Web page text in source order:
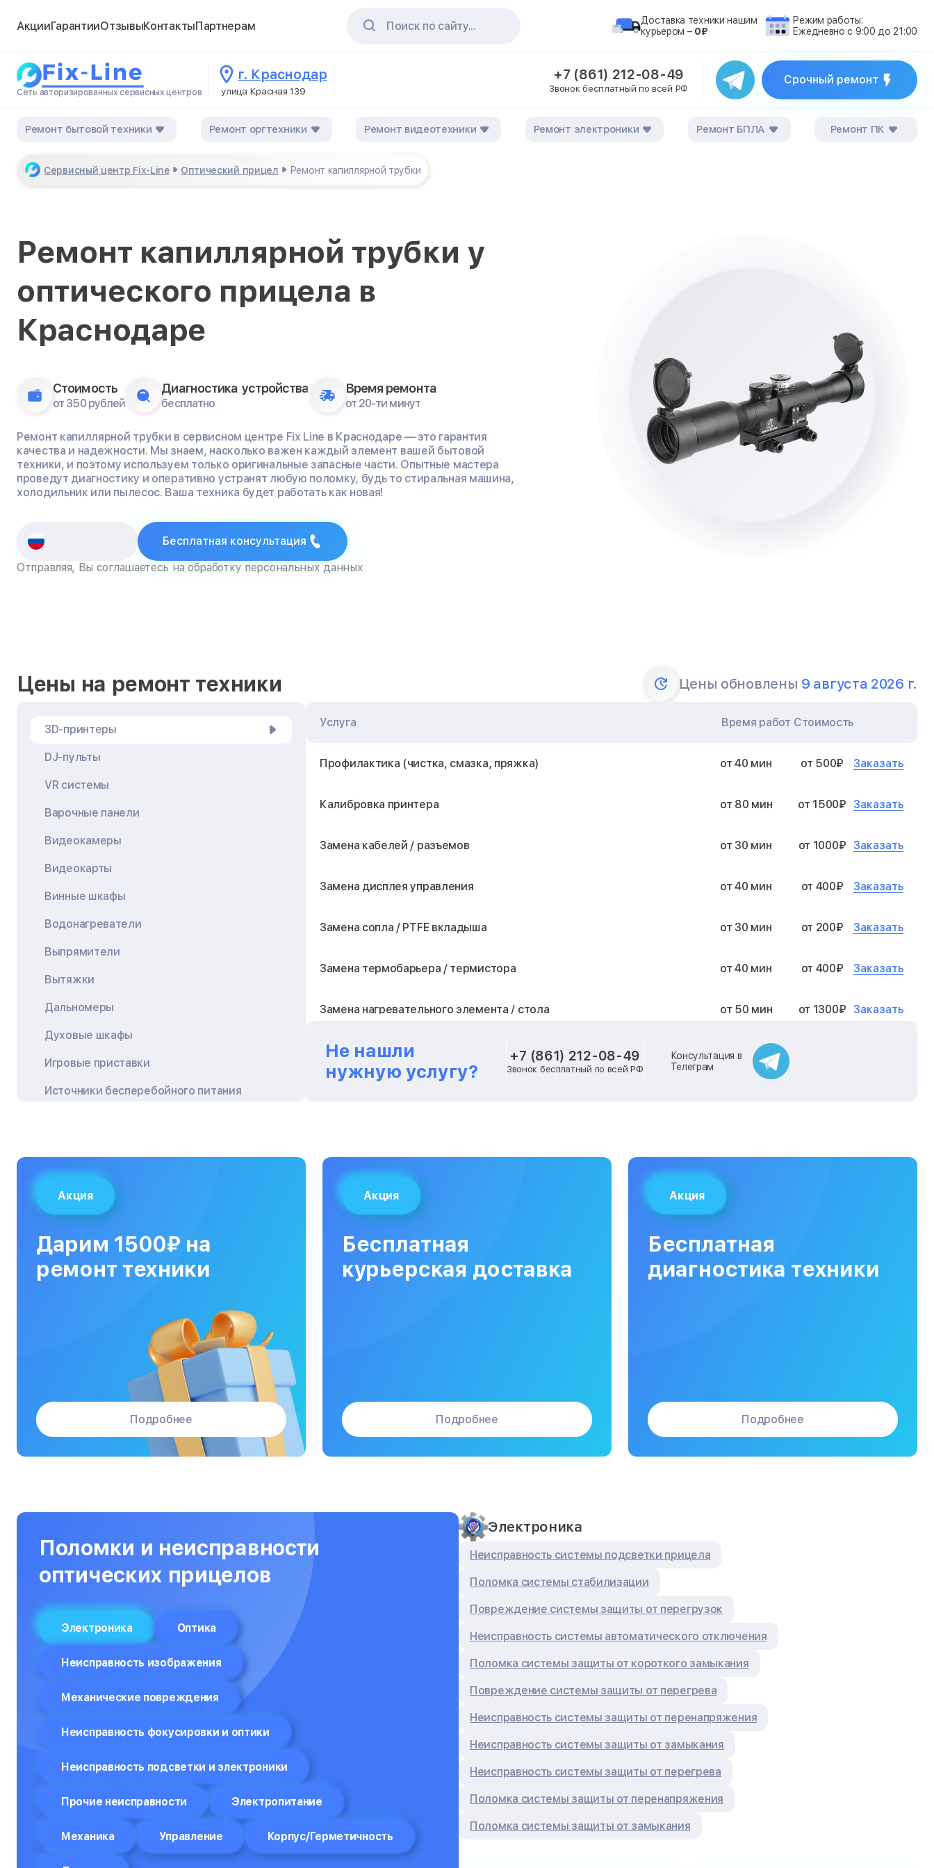
АкцииГарантииОтзывыКонтактыПартнерам Поиск по сайту...
Доставка техники нашим
курьером – 0₽
Режим работы:
Ежедневно с 9:00 до 21:00
Сеть авторизированных сервисных центров
г. Краснодар
улица Красная 139
+7 (861) 212-08-49
Звонок бесплатный по всей РФ
Срочный ремонт
Ремонт бытовой техники Ремонт оргтехники Ремонт видеотехники Ремонт электроники Ремонт БПЛА Ремонт ПК
Сервисный центр Fix-Line Оптический прицел Ремонт капиллярной трубки
Ремонт капиллярной трубки у
оптического прицела в
Краснодаре
Стоимость
от 350 рублей
Диагностика устройства
бесплатно
Время ремонта
от 20-ти минут
Ремонт капиллярной трубки в сервисном центре Fix Line в Краснодаре — это гарантия
качества и надежности. Мы знаем, насколько важен каждый элемент вашей бытовой
техники, и поэтому используем только оригинальные запасные части. Опытные мастера
проведут диагностику и оперативно устранят любую поломку, будь то стиральная машина,
холодильник или пылесос. Ваша техника будет работать как новая!
Бесплатная консультация
Отправляя, Вы соглашаетесь на обработку персональных данных
Цены на ремонт техники Цены обновлены 9 августа 2026 г.
3D-принтеры
DJ-пульты
VR системы
Варочные панели
Видеокамеры
Видеокарты
Винные шкафы
Водонагреватели
Выпрямители
Вытяжки
Дальномеры
Духовые шкафы
Игровые приставки
Источники бесперебойного питания
Кофемашины
Кухонные плиты
МФУ
Микроволновые печи
Морозильные камеры
Компьютеры
Пароварки
Планшеты
Плоттеры
Прицелы ночного видения
Проекторы
Услуга Время работ Стоимость
Профилактика (чистка, смазка, пряжка) от 40 мин от 500₽ Заказать
Калибровка принтера от 80 мин от 1500₽ Заказать
Замена кабелей / разъемов от 30 мин от 1000₽ Заказать
Замена дисплея управления от 40 мин от 400₽ Заказать
Замена сопла / PTFE вкладыша от 30 мин от 200₽ Заказать
Замена термобарьера / термистора от 40 мин от 400₽ Заказать
Замена нагревательного элемента / стола от 50 мин от 1300₽ Заказать
Замена блока питания от 40 мин
Замена платы лазерного модуля
Замена материнской платы от 40 мин
Сборка / разборка принтера от 120 мин
Не нашли
нужную услугу?
+7 (861) 212-08-49
Звонок бесплатный по всей РФ
Консультация в
Телеграм
Акция
Дарим 1500₽ на
ремонт техники
Подробнее
Акция
Бесплатная
курьерская доставка
Подробнее
Акция
Бесплатная
диагностика техники
Подробнее
Поломки и неисправности
оптических прицелов
Электроника Оптика
Неисправность изображения
Механические повреждения
Неисправность фокусировки и оптики
Неисправность подсветки и электроники
Прочие неисправности Электропитание
Механика Управление Корпус/Герметичность
Электроника
Неисправность системы подсветки прицела
Поломка системы стабилизации
Повреждение системы защиты от перегрузок
Неисправность системы автоматического отключения
Поломка системы защиты от короткого замыкания
Повреждение системы защиты от перегрева
Неисправность системы защиты от перенапряжения
Неисправность системы защиты от замыкания
Неисправность системы защиты от перегрева
Поломка системы защиты от перенапряжения
Поломка системы защиты от замыкания